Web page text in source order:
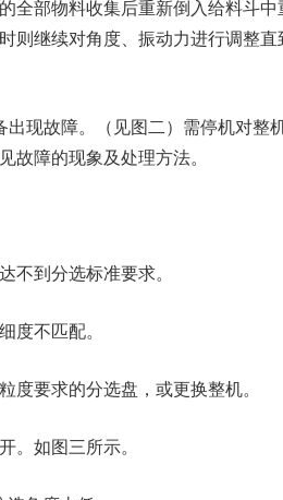
全部物料收集后重新倒入给料斗
则继续对角度、振动力进行调整
现故障。（见图二）需停机对整
故障的现象及处理方法。
到分选标准要求。
度不匹配。
要求的分选盘，或更换整机。
如图三所示。